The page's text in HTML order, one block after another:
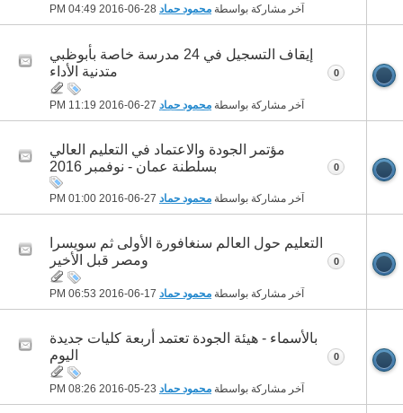
آخر مشاركة بواسطة محمود حماد 04:49 PM
إيقاف التسجيل في 24 مدرسة خاصة بأبوظبي
متدنية الأداء
آخر مشاركة بواسطة محمود حماد 11:19 PM
0
مؤتمر الجودة والاعتماد في التعليم العالي
بسلطنة عمان - نوفمبر 2016
آخر مشاركة بواسطة محمود حماد 01:00 PM
0
التعليم حول العالم سنغافورة الأولى ثم سويسرا
ومصر قبل الأخير
آخر مشاركة بواسطة محمود حماد 06:53 PM
0
بالأسماء - هيئة الجودة تعتمد أربعة كليات جديدة
اليوم
آخر مشاركة بواسطة محمود حماد 08:26 PM
0